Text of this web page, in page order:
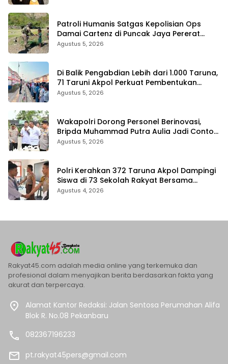
Patroli Humanis Satgas Kepolisian Ops
Damai Cartenz di Puncak Jaya Pererat
Kedekatan dengan Masyarakat
Agustus 5, 2026
Di Balik Pengabdian Lebih dari 1.000 Taruna,
71 Taruni Akpol Perkuat Pembentukan
Karakter Siswa Sekolah Rakyat
Agustus 5, 2026
Wakapolri Dorong Personel Berinovasi,
Bripda Muhammad Putra Aulia Jadi Contoh
Nyata
Agustus 5, 2026
Polri Kerahkan 372 Taruna Akpol Dampingi
Siswa di 73 Sekolah Rakyat Bersama
Taruna Akademi TNI
Agustus 4, 2026
Rakyat45.com adalah media online yang terkemuka dan
profesional dalam menyajikan berita berdasarkan fakta yang
akurat dan terpercaya.
Alamat Kantor Redaksi: Jalan Sentosa Perumahan Alifa
Blok R. No.08 Pekanbaru
082367196233
pt.rakyat45pers@gmail.com